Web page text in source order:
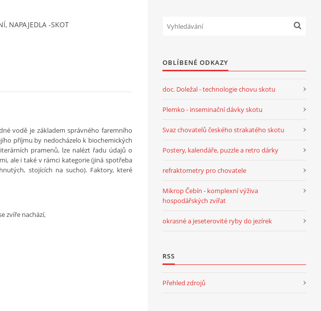
NAPAJEDLA -SKOT
vodě je základem správného faremního
příjmu by nedocházelo k biochemických
pramenů, lze nalézt řadu údajů o
ale i také v rámci kategorie (jiná spotřeba
stojících na sucho). Faktory, které
zvíře nachází,
OBLÍBENÉ ODKAZY
doc. Doležal - technologie chovu skotu
Plemko - inseminační dávky skotu
Svaz chovatelů českého strakatého skotu
Postery, kalendáře, puzzle a retro dárky
refraktometry pro chovatele
Mikrop Čebín - komplexní výživa
hospodářských zvířat
okrasné a jeseterovité ryby do jezírek
RSS
Přehled zdrojů